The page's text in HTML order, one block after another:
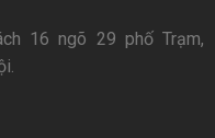
16 ngõ 29 phố Trạm,